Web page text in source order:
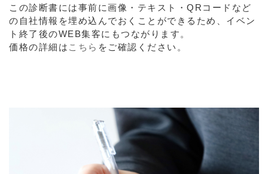
この診断書には事前に画像・テキスト・QRコードなど
の自社情報を埋め込んでおくことができるため、イベン
ト終了後のWEB集客にもつながります。
価格の詳細は こちら をご確認ください。